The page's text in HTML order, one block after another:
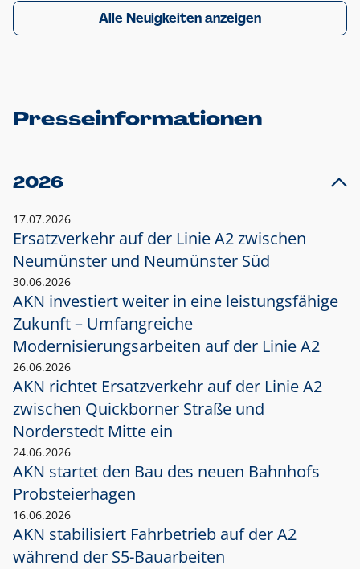
Alle Neuigkeiten anzeigen
Presseinformationen
2026
17.07.2026
Ersatzverkehr auf der Linie A2 zwischen
Neumünster und Neumünster Süd
30.06.2026
AKN investiert weiter in eine leistungsfähige
Zukunft – Umfangreiche
Modernisierungsarbeiten auf der Linie A2
26.06.2026
AKN richtet Ersatzverkehr auf der Linie A2
zwischen Quickborner Straße und
Norderstedt Mitte ein
24.06.2026
AKN startet den Bau des neuen Bahnhofs
Probsteierhagen
16.06.2026
AKN stabilisiert Fahrbetrieb auf der A2
während der S5-Bauarbeiten